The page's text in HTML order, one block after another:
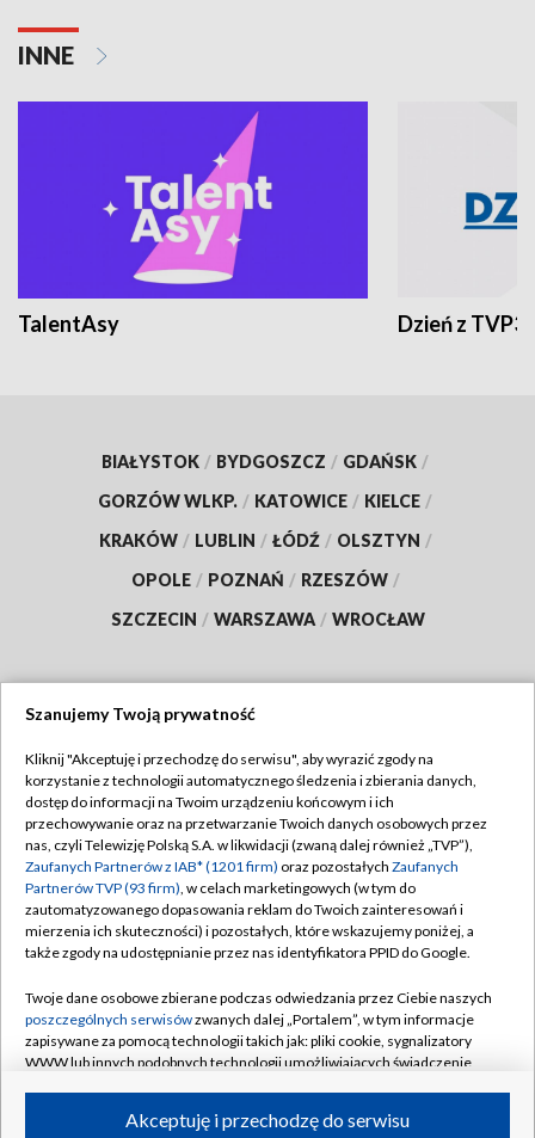
INNE
TalentAsy Dzień z TVP3
BIAŁYSTOK / BYDGOSZCZ / GDAŃSK /
GORZÓW WLKP. / KATOWICE / KIELCE /
KRAKÓW / LUBLIN / ŁÓDŹ / OLSZTYN /
OPOLE / POZNAŃ / RZESZÓW /
SZCZECIN / WARSZAWA / WROCŁAW
TVP
Abonament TVP
Emisja w TVP
Centrum informacji TVP
Naziemna Telewizja Cyfrowa
Rada Programowa
System NOS
Informacje o nadawcy
Program dla prasy
Regulamin TVP
Polityka prywatności
Moje zgody
Pomoc
Kontakt
Kanały
Szanujemy Twoją prywatność
Kliknij "Akceptuję i przechodzę do serwisu", aby wyrazić zgody na
korzystanie z technologii automatycznego śledzenia i zbierania danych,
dostęp do informacji na Twoim urządzeniu końcowym i ich
przechowywanie oraz na przetwarzanie Twoich danych osobowych przez
nas, czyli Telewizję Polską S.A. w likwidacji (zwaną dalej również „TVP”),
Zaufanych Partnerów z IAB* (1201 firm) oraz pozostałych Zaufanych
Partnerów TVP (93 firm), w celach marketingowych (w tym do
zautomatyzowanego dopasowania reklam do Twoich zainteresowań i
mierzenia ich skuteczności) i pozostałych, które wskazujemy poniżej, a
także zgody na udostępnianie przez nas identyfikatora PPID do Google.
Twoje dane osobowe zbierane podczas odwiedzania przez Ciebie naszych
poszczególnych serwisówzwanych dalej „Portalem”, w tym informacje
zapisywane za pomocą technologii takich jak: pliki cookie, sygnalizatory
WWW lub innych podobnych technologii umożliwiających świadczenie
ruchu w Internecie.Akceptuję i przechodzę do serwisu